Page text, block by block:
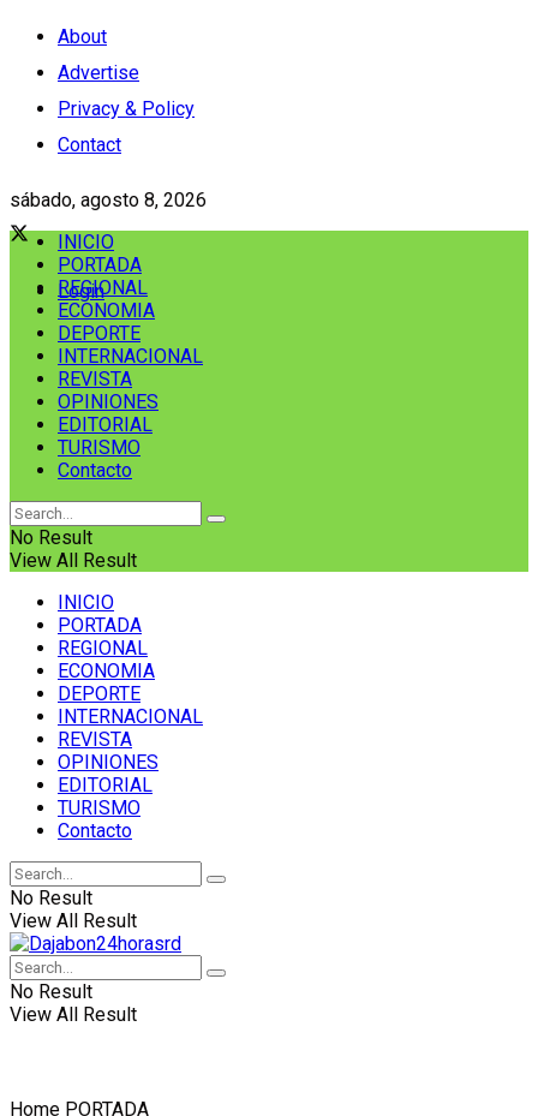
About
Advertise
Privacy & Policy
Contact
sábado, agosto 8, 2026
Login
INICIO
PORTADA
REGIONAL
ECONOMIA
DEPORTE
INTERNACIONAL
REVISTA
OPINIONES
EDITORIAL
TURISMO
Contacto
No Result
View All Result
INICIO
PORTADA
REGIONAL
ECONOMIA
DEPORTE
INTERNACIONAL
REVISTA
OPINIONES
EDITORIAL
TURISMO
Contacto
No Result
View All Result
No Result
View All Result
Home PORTADA